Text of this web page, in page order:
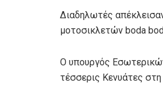
Διαδηλωτές
μοτοσικλετών boda
Ο υπουργός
τέσσερις Κενυάτες